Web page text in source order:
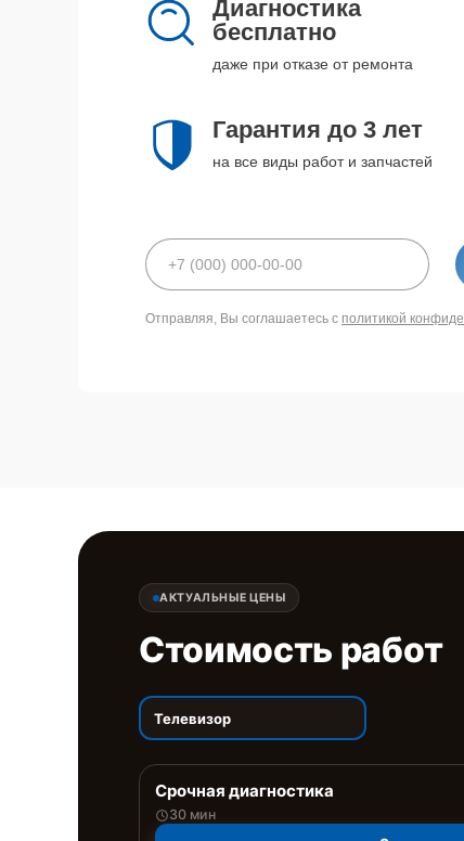
Диагностика
бесплатно
даже при отказе от ремонта
Гарантия до 3 лет
на все виды работ и запчастей
Отправляя, Вы соглашаетесь с политикой
АКТУАЛЬНЫЕ ЦЕНЫ
Стоимость работ
Телевизор
Срочная диагностика
30 мин